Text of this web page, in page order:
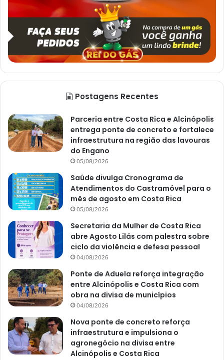
Postagens Recentes
Parceria entre Costa Rica e Alcinópolis
entrega ponte de concreto e fortalece
infraestrutura na região das lavouras
do Engano
05/08/2026
Saúde divulga Cronograma de
Atendimentos do Castramóvel para o
mês de agosto em Costa Rica
05/08/2026
Secretaria da Mulher de Costa Rica
abre Agosto Lilás com palestra sobre
ciclo da violência e defesa pessoal
04/08/2026
Ponte de Aduela reforça integração
entre Alcinópolis e Costa Rica com
obra na divisa de municípios
04/08/2026
Nova ponte de concreto reforça
infraestrutura e impulsiona o
agronegócio na divisa entre
Alcinópolis e Costa Rica